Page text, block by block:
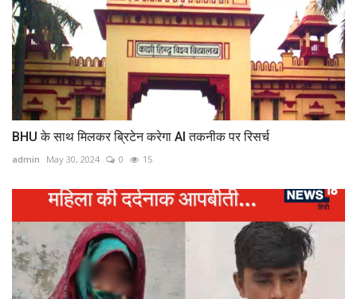
BHU के साथ मिलकर ब्रिटेन करेगा AI तकनीक पर रिसर्च
admin May 30, 2024 0 15